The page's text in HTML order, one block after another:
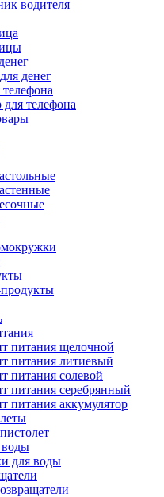
водителя
денег
телефона
питания щелочной
питания литиевый
питания солевой
питания серебрянный
питания аккумулятор
воды
для воды